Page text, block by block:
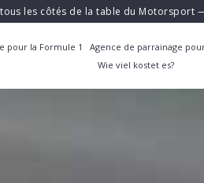
les côtés de la table du Motorsport
pour la Formule 1 Agence de parrainage
Wie viel kostet es?